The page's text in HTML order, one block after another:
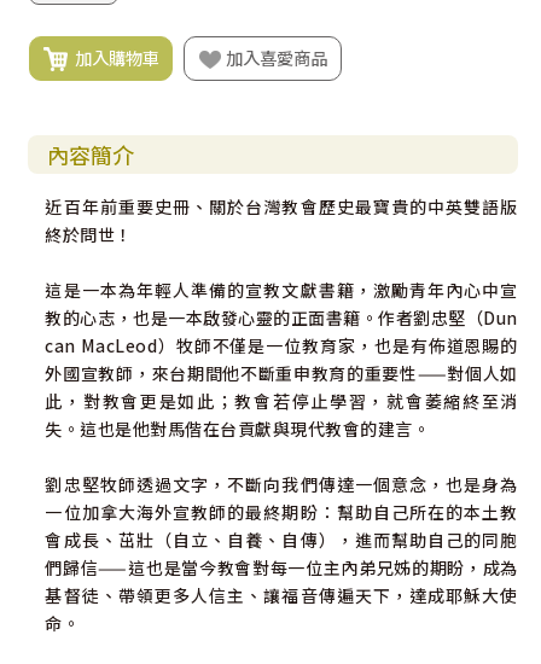
加入購物車 加入喜愛商品
內容簡介
近百年前重要史冊、關於台灣教會歷史最寶貴的中英雙語版
終於問世！
這是一本為年輕人準備的宣教文獻書籍，激勵青年內心中宣
教的心志，也是一本啟發心靈的正面書籍。作者劉忠堅（Dun
can MacLeod）牧師不僅是一位教育家，也是有佈道恩賜的
外國宣教師，來台期間他不斷重申教育的重要性——對個人如
此，對教會更是如此；教會若停止學習，就會萎縮終至消
失。這也是他對馬偕在台貢獻與現代教會的建言。
劉忠堅牧師透過文字，不斷向我們傳達一個意念，也是身為
一位加拿大海外宣教師的最終期盼：幫助自己所在的本土教
會成長、茁壯（自立、自養、自傳），進而幫助自己的同胞
們歸信——這也是當今教會對每一位主內弟兄姊的期盼，成為
基督徒、帶領更多人信主、讓福音傳遍天下，達成耶穌大使
命。